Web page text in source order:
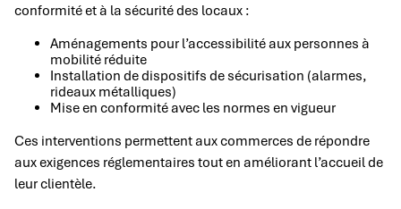
conformité et à la sécurité des locaux :
Aménagements pour l’accessibilité aux personnes à
mobilité réduite
Installation de dispositifs de sécurisation (alarmes,
rideaux métalliques)
Mise en conformité avec les normes en vigueur
Ces interventions permettent aux commerces de répondre
aux exigences réglementaires tout en améliorant l’accueil de
leur clientèle.